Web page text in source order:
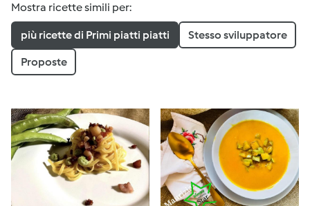
Mostra ricette simili per:
più ricette di Primi piatti piatti Stesso sviluppatore
Proposte